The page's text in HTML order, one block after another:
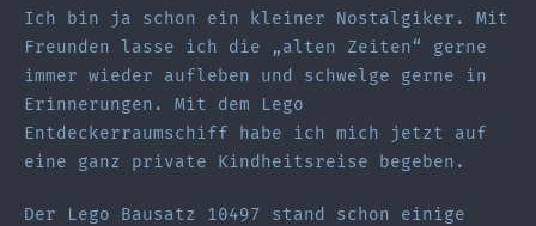
Ich bin ja schon ein kleiner Nostalgiker. Mit
Freunden lasse ich die „alten Zeiten“ gerne
immer wieder aufleben und schwelge gerne in
Erinnerungen. Mit dem Lego
Entdeckerraumschiff habe ich mich jetzt auf
eine ganz private Kindheitsreise begeben.
Der Lego Bausatz 10497 stand schon einige